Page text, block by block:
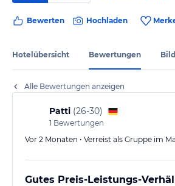
Bewerten Hochladen
Hotelübersicht Bewertungen
Alle Bewertungen anzeigen
Patti (26-30)
1 Bewertungen
Vor 2 Monaten • Verreist als Gruppe im
Gutes Preis-Leistungs-